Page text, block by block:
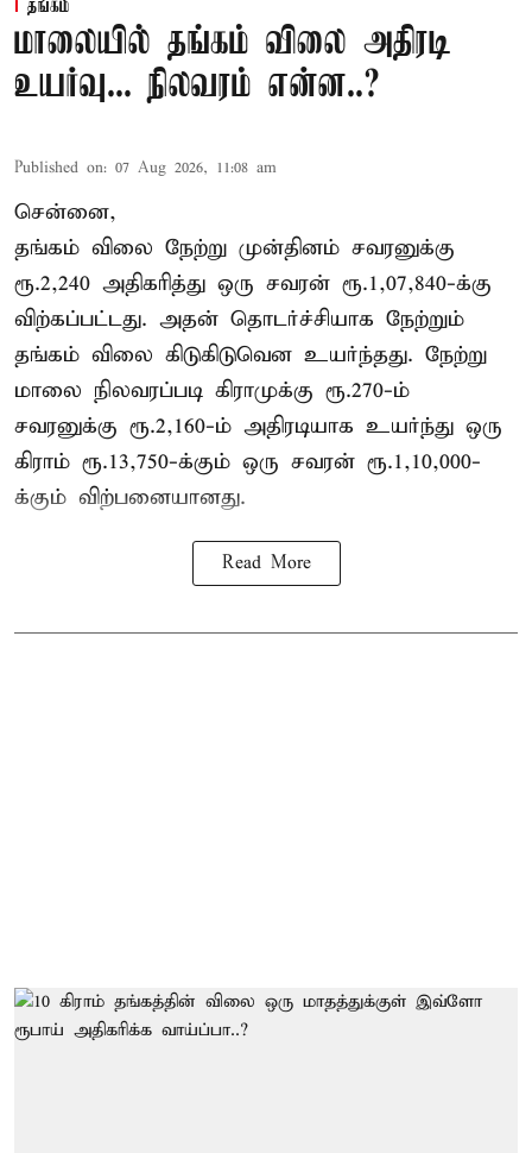
தங்கம்
மாலையில் தங்கம் விலை அதிரடி
உயர்வு... நிலவரம் என்ன..?
Published on: 07 Aug 2026, 11:08 am
சென்னை,
தங்கம் விலை நேற்று முன்தினம் சவரனுக்கு
ரூ.2,240 அதிகரித்து ஒரு சவரன் ரூ.1,07,840-க்கு
விற்கப்பட்டது. அதன் தொடர்ச்சியாக நேற்றும்
தங்கம் விலை கிடுகிடுவென உயர்ந்தது. நேற்று
மாலை நிலவரப்படி கிராமுக்கு ரூ.270-ம்
சவரனுக்கு ரூ.2,160-ம் அதிரடியாக உயர்ந்து ஒரு
கிராம் ரூ.13,750-க்கும் ஒரு சவரன் ரூ.1,10,000-
க்கும் விற்பனையானது.
Read More